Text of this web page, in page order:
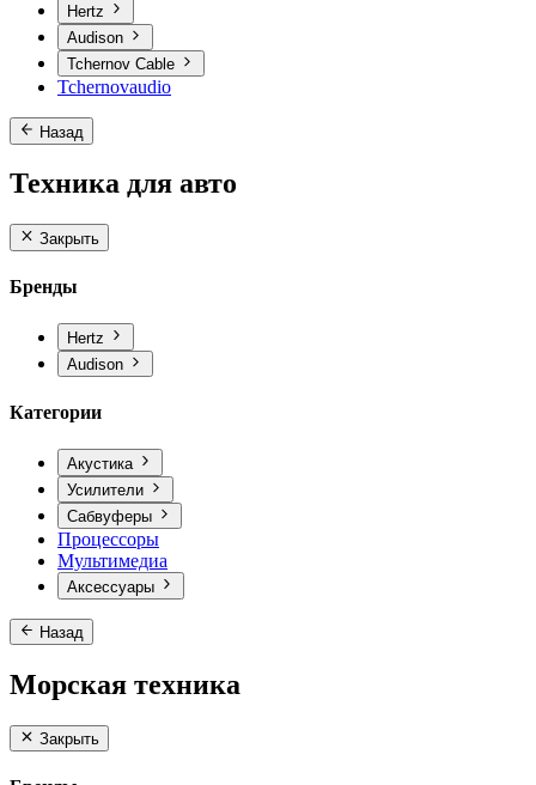
Hertz
Audison
Tchernov Cable
Tchernovaudio
Назад
Техника для авто
Закрыть
Бренды
Hertz
Audison
Категории
Акустика
Усилители
Сабвуферы
Процессоры
Мультимедиа
Аксессуары
Назад
Морская техника
Закрыть